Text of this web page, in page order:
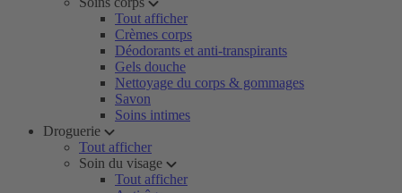
Tout afficher
Crèmes corps
Déodorants et anti-transpirants
Gels douche
Nettoyage du corps & gommages
Savon
Soins intimes
Droguerie
Tout afficher
Soin du visage
Tout afficher